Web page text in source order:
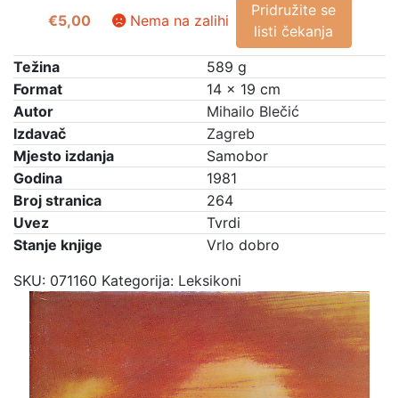
€5,00 Nema na zalihi
Pridružite se
listi čekanja
Težina
589 g
Format
14 × 19 cm
Autor
Mihailo Blečić
Izdavač
Zagreb
Mjesto izdanja
Samobor
Godina
1981
Broj stranica
264
Uvez
Tvrdi
Stanje knjige
Vrlo dobro
SKU: 071160 Kategorija: Leksikoni